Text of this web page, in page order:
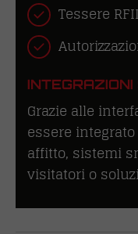
Tessere
Grazie alle
essere
affitto, sistemi
visitatori o